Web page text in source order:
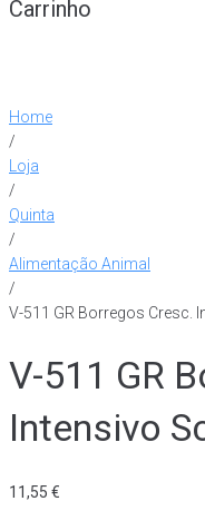
Carrinho
Home
/
Loja
/
Quinta
/
Alimentação Animal
/
V-511 GR Borregos Cresc.
V-511 GR
Intensivo
11,55 €